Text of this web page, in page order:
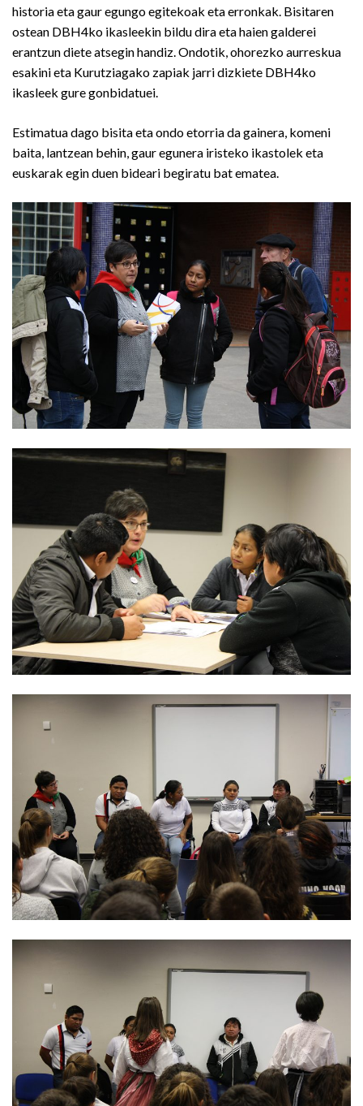
historia eta gaur egungo egitekoak eta erronkak. Bisitaren
ostean DBH4ko ikasleekin bildu dira eta haien galderei
erantzun diete atsegin handiz. Ondotik, ohorezko aurreskua
esakini eta Kurutziagako zapiak jarri dizkiete DBH4ko
ikasleek gure gonbidatuei.
Estimatua dago bisita eta ondo etorria da gainera, komeni
baita, lantzean behin, gaur egunera iristeko ikastolek eta
euskarak egin duen bideari begiratu bat ematea.